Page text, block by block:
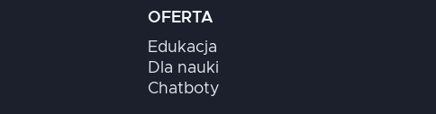
OFERTA
Edukacja
Dla nauki
Chatboty